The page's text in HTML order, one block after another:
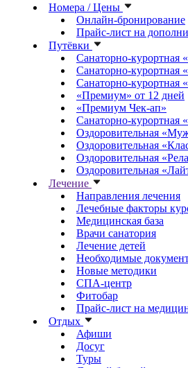
Номера / Цены
Онлайн-бронирование
Прайс-лист на
Путёвки
Санаторно-курортная
Санаторно-курортная
Санаторно-курортная
«Премиум» от 12 дней
«Премиум Чек-ап»
Санаторно-курортная
Оздоровительная
Оздоровительная
Оздоровительная
Оздоровительная
Лечение
Направления лечения
Лечебные факторы
Медицинская база
Врачи санатория
Лечение детей
Необходимые
Новые методики
СПА-центр
Фитобар
Прайс-лист на
Отдых
Афиши
Досуг
Туры